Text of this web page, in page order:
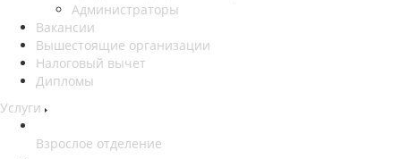
Администраторы
Вакансии
Вышестоящие организации
Налоговый вычет
Дипломы
Услуги
Взрослое отделение